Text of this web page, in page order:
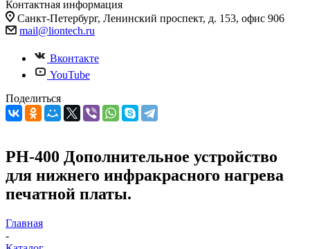
Контактная информация
Санкт-Петербург, Ленинский проспект, д. 153, офис 906
mail@liontech.ru
Вконтакте
YouTube
Поделиться
PH-400 Дополнительное устройство
для нижнего инфракрасного нагрева
печатной платы.
Главная
-